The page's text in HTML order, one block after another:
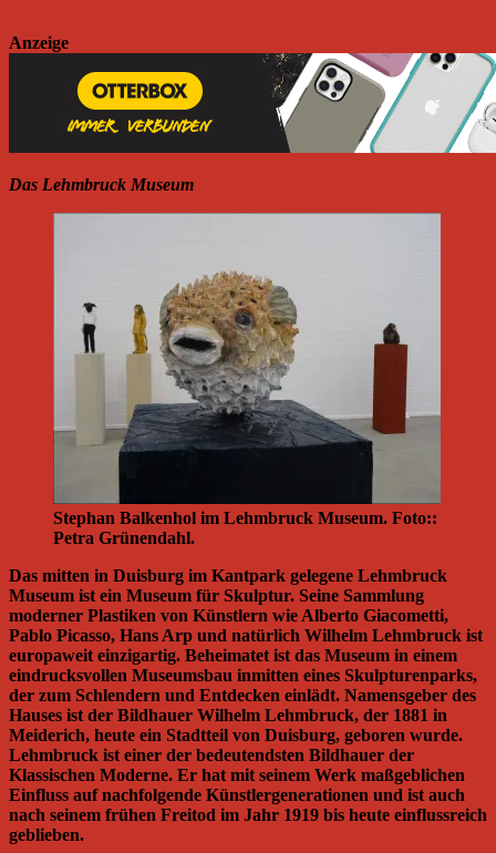
Anzeige
Das Lehmbruck Museum
Stephan Balkenhol im Lehmbruck Museum. Foto::
Petra Grünendahl.
Das mitten in Duisburg im Kantpark gelegene Lehmbruck
Museum ist ein Museum für Skulptur. Seine Sammlung
moderner Plastiken von Künstlern wie Alberto Giacometti,
Pablo Picasso, Hans Arp und natürlich Wilhelm Lehmbruck ist
europaweit einzigartig. Beheimatet ist das Museum in einem
eindrucksvollen Museumsbau inmitten eines Skulpturenparks,
der zum Schlendern und Entdecken einlädt. Namensgeber des
Hauses ist der Bildhauer Wilhelm Lehmbruck, der 1881 in
Meiderich, heute ein Stadtteil von Duisburg, geboren wurde.
Lehmbruck ist einer der bedeutendsten Bildhauer der
Klassischen Moderne. Er hat mit seinem Werk maßgeblichen
Einfluss auf nachfolgende Künstlergenerationen und ist auch
nach seinem frühen Freitod im Jahr 1919 bis heute einflussreich
geblieben.